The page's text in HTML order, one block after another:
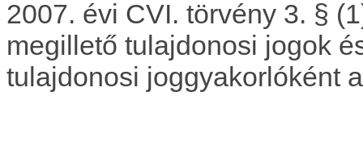
2007. évi CVI. törvény 3. §
megillető tulajdonosi jogok
tulajdonosi joggyakorlóként